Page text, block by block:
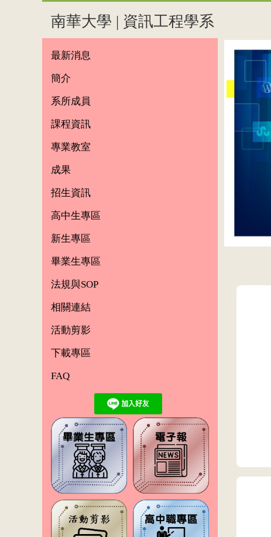
南華大學 | 資訊工程學系
最新消息
簡介
系所成員
課程資訊
專業教室
成果
招生資訊
高中生專區
新生專區
畢業生專區
法規與SOP
相關連結
活動剪影
下載專區
FAQ
.